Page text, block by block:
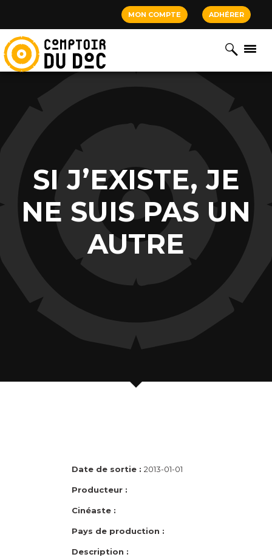
MON COMPTE ADHÉRER
SI J’EXISTE, JE
NE SUIS PAS UN
AUTRE
Date de sortie : 2013-01-01
Producteur :
Cinéaste :
Pays de production :
Description :
Cookies management panel